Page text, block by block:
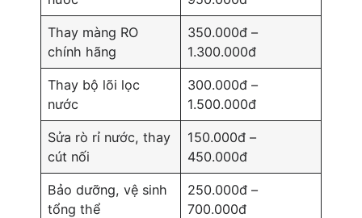
Thay màng RO
chính hãng
350.000đ –
1.300.000đ
Thay bộ lõi lọc
nước
300.000đ –
1.500.000đ
Sửa rò rỉ nước, thay
cút nối
150.000đ –
450.000đ
Bảo dưỡng, vệ sinh
tổng thể
250.000đ –
700.000đ